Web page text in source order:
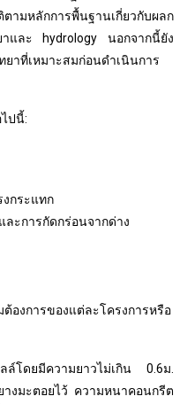
ชั้นวางและชาน
ามหลักการพื้นฐานเกี่ยวกับผลก
และ hydrology นอกจากนี้ยัง
าที่เหมาะสมก่อนดำเนินการ
ปนี้:
กระแทก
ะการกัดกร่อนจากด่าง
องการของแต่ละโครงการหรือ
ล์โดยมีความยาวไม่เกิน 0.6ม.
งมะตอยไว้ ความหนาคอนกรีต